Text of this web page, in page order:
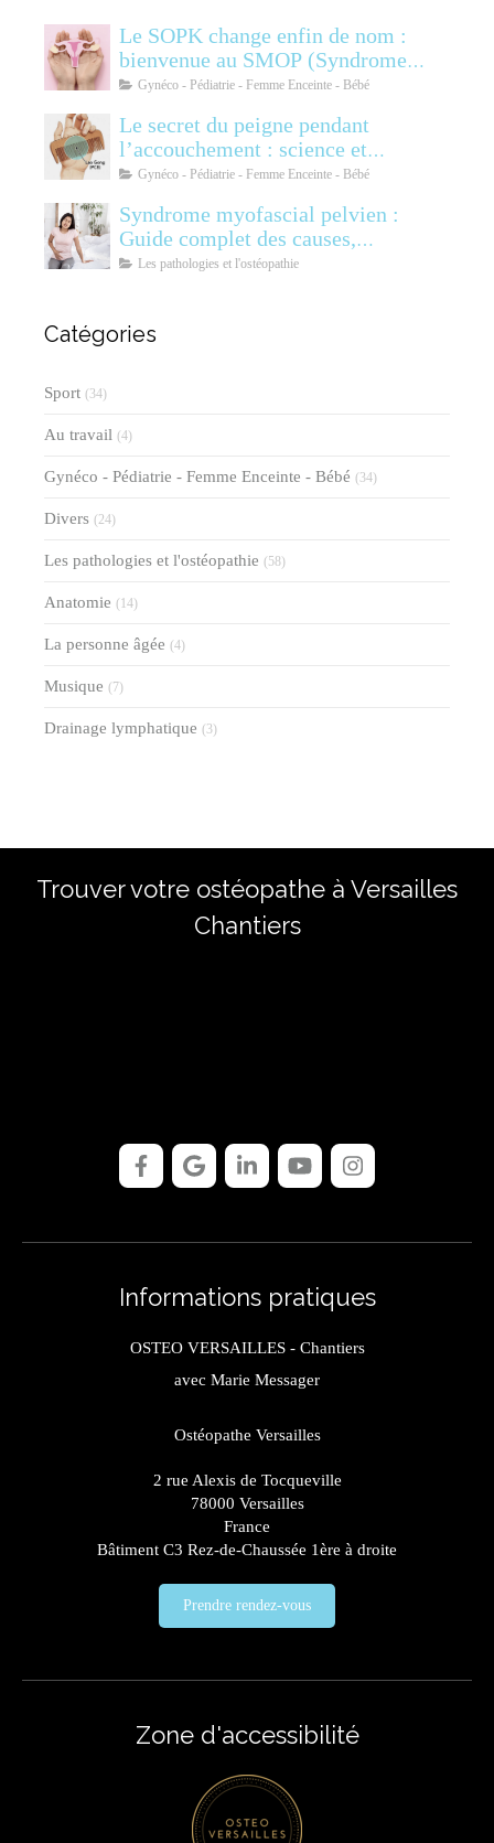
Le SOPK change enfin de nom :
bienvenue au SMOP (Syndrome
Métabolique Ovarien
Gynéco - Pédiatrie - Femme Enceinte - Bébé
Le secret du peigne pendant
l’accouchement : science et
soulagement
Gynéco - Pédiatrie - Femme Enceinte - Bébé
Syndrome myofascial pelvien :
Guide complet des causes,
symptômes, diagnostic et
Les pathologies et l'ostéopathie
Catégories
Sport (34)
Au travail (4)
Gynéco - Pédiatrie - Femme Enceinte - Bébé (34)
Divers (24)
Les pathologies et l'ostéopathie (58)
Anatomie (14)
La personne âgée (4)
Musique (7)
Drainage lymphatique (3)
Trouver votre ostéopathe à Versailles
Chantiers
Informations pratiques
OSTEO VERSAILLES - Chantiers
avec Marie Messager
Ostéopathe Versailles
2 rue Alexis de Tocqueville
78000 Versailles
France
Bâtiment C3 Rez-de-Chaussée 1ère à droite
Prendre rendez-vous
Zone d'accessibilité